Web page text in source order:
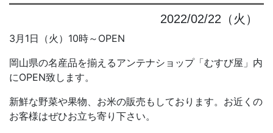
2022/02/22（火）
3月1日（火）10時～OPEN
岡山県の名産品を揃えるアンテナショップ「むすび屋」内
にOPEN致します。
新鮮な野菜や果物、お米の販売もしております。お近くの
お客様はぜひお立ち寄り下さい。